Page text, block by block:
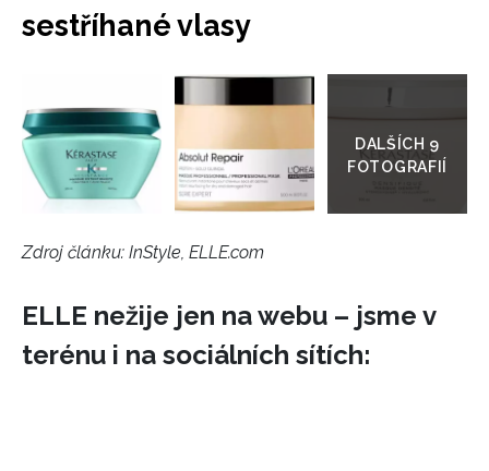
sestříhané vlasy
galerie
Zdroj článku: InStyle, ELLE.com
ELLE nežije jen na webu – jsme v
terénu i na sociálních sítích: